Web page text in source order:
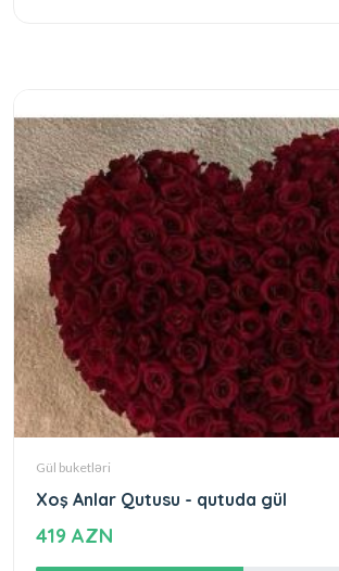
Gül buketləri
Xoş Anlar Qutusu - qutuda gül
419 AZN